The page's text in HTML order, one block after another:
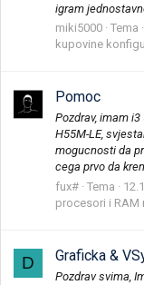
igram
miki5000 Tema
kupovine
Pomoc
Pozdrav, imam
H55M-LE,
mogucnosti da
cega prvo da
fux# Tema
procesori i RAM
D Graficka &
Pozdrav svima,